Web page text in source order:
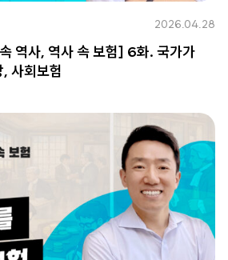
2026.04.28
역사, 역사 속 보험] 6화. 국가가
사회보험